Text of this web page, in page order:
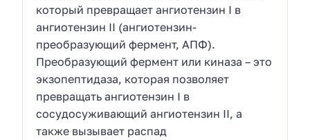
который превращает ангиотензин I в
ангиотензин II (ангиотензин-
преобразующий фермент, АПФ).
Преобразующий фермент или киназа – это
экзопептидаза, которая позволяет
превращать ангиотензин I в
сосудосуживающий ангиотензин II, а
также вызывает распад